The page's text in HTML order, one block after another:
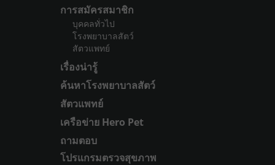
การสมัครสมาชิก
บุคคลทั่วไป
โรงพยาบาลสัตว์
สัตวแพทย์
เรื่องน่ารู้
ค้นหาโรงพยาบาลสัตว์
สัตวแพทย์
เครือข่าย Hero Pet
ถามตอบ
โปรแกรมตรวจสุขภาพ